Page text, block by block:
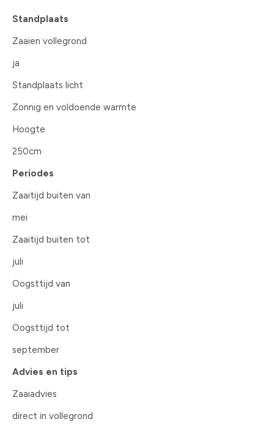
Standplaats
Zaaien vollegrond
ja
Standplaats licht
Zonnig en voldoende warmte
Hoogte
250cm
Periodes
Zaaitijd buiten van
mei
Zaaitijd buiten tot
juli
Oogsttijd van
juli
Oogsttijd tot
september
Advies en tips
Zaaiadvies
direct in vollegrond